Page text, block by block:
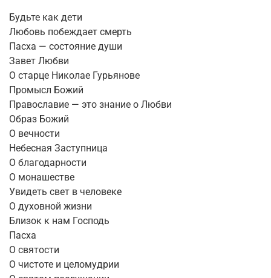
Будьте как дети
Любовь побеждает смерть
Пасха — состояние души
Завет Любви
О старце Николае Гурьянове
Промысл Божий
Православие — это знание о Любви
Образ Божий
О вечности
Небесная Заступница
О благодарности
О монашестве
Увидеть свет в человеке
О духовной жизни
Близок к нам Господь
Пасха
О святости
О чистоте и целомудрии